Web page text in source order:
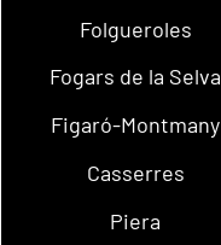
Folgueroles
Fogars de la Selva
Figaró-Montmany
Casserres
Piera